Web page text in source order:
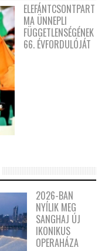
ELEFÁNTCSONTPART
MA ÜNNEPLI
FÜGGETLENSÉGÉNEK
66. ÉVFORDULÓJÁT
2026-BAN
NYÍLIK MEG
SANGHAJ ÚJ
IKONIKUS
OPERAHÁZA